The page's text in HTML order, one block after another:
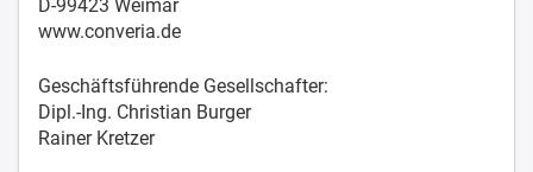
D-99423 Weimar
www.converia.de
Geschäftsführende Gesellschafter:
Dipl.-Ing. Christian Burger
Rainer Kretzer